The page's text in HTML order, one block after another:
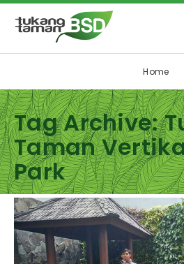
Home
Tag Archive:
Taman
Park